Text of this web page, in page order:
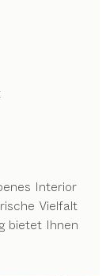
Interior
Vielfalt
bietet Ihnen